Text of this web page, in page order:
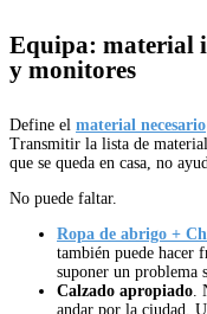
Equipa: material
y monitores
Define el material necesario
Transmitir la lista de
que se queda en casa, no
No puede faltar.
Ropa de abrigo +
también puede hacer
suponer un problema
Calzado apropiado
andar por la ciudad.